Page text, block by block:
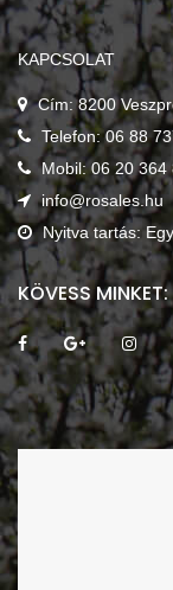
KAPCSOLAT
Cím: 8200
Telefon: 06 88
Mobil: 06 20 364
info@rosales.hu
Nyitva tartás:
KÖVESS MINKET: